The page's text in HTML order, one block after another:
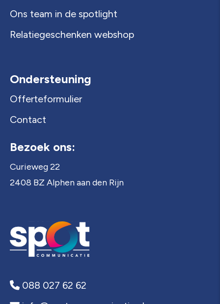
Ons team in de spotlight
Relatiegeschenken webshop
Ondersteuning
Offerteformulier
Contact
Bezoek ons:
Curieweg 22
2408 BZ Alphen aan den Rijn
088 027 62 62